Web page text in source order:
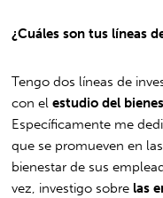
¿Cuáles son tus líneas
Tengo dos líneas de
con elestudio del
Específicamente me
que se promueven en
bienestar de sus
vez, investigo sobre las